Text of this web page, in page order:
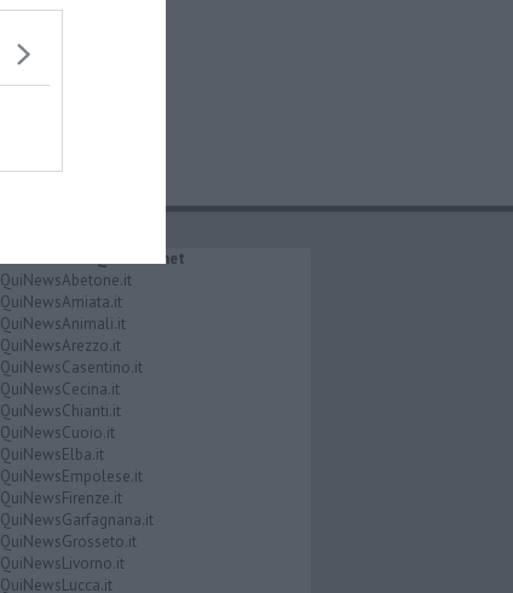
IL NETWORK QuiNews.net
QuiNewsAbetone.it
QuiNewsAmiata.it
QuiNewsAnimali.it
QuiNewsArezzo.it
QuiNewsCasentino.it
QuiNewsCecina.it
QuiNewsChianti.it
QuiNewsCuoio.it
QuiNewsElba.it
QuiNewsEmpolese.it
QuiNewsFirenze.it
QuiNewsGarfagnana.it
QuiNewsGrosseto.it
QuiNewsLivorno.it
QuiNewsLucca.it